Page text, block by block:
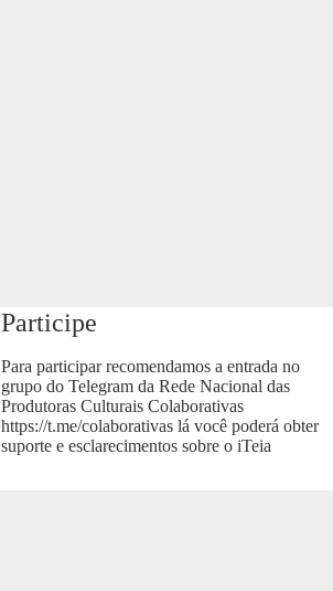
Participe
Para participar recomendamos a entrada no
grupo do Telegram da Rede Nacional das
Produtoras Culturais Colaborativas
https://t.me/colaborativaslá você poderá obter
suporte e esclarecimentos sobre o iTeia